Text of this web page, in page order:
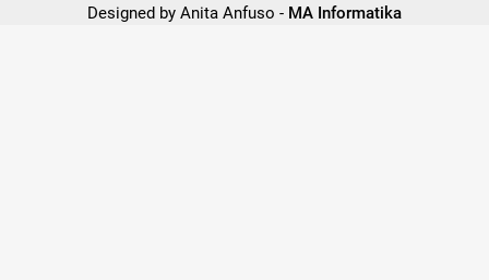
Designed by Anita Anfuso - MA Informatika